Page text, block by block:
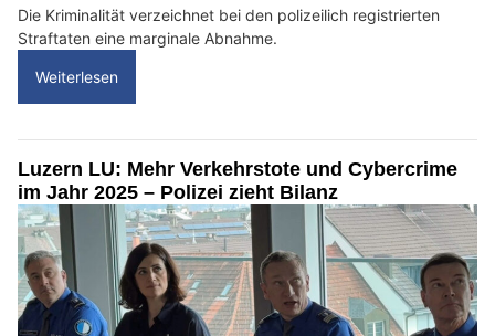
Die Kriminalität verzeichnet bei den polizeilich registrierten
Straftaten eine marginale Abnahme.
Weiterlesen
Luzern LU: Mehr Verkehrstote und Cybercrime
im Jahr 2025 – Polizei zieht Bilanz